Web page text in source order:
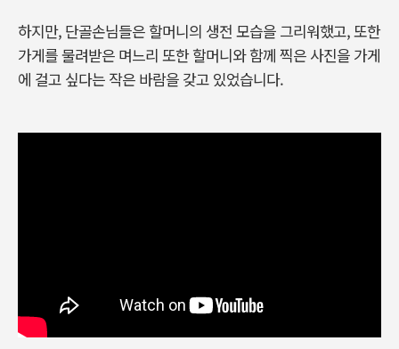
하지만, 단골손님들은 할머니의 생전 모습을 그리워했고,또한
가게를 물려받은 며느리 또한 할머니와 함께 찍은 사진을 가게
에 걸고 싶다는 작은 바람을 갖고 있었습니다.